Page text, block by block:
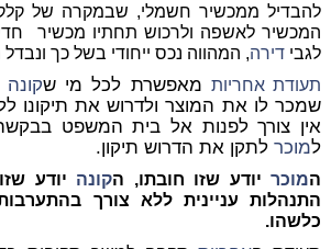
להבדיל ממכשיר חשמלי, שבמקרה של
המכשיר לאשפה ולרכוש תחתיו מכשיר
לגבי דירה, המהווה נכס ייחודי בשל כך ונבדל
תעודתאחריות מאפשרת לכל מי שקונה
שמכר לו את המוצר ולדרוש את תיקונו
אין צורך לפנות אל בית המשפט
למוכרלתקן את הדרוש תיקון.
המוכריודע שזו חובתו, הקונה יודע
התנהלות עניינית ללא צורך
כלשהו.